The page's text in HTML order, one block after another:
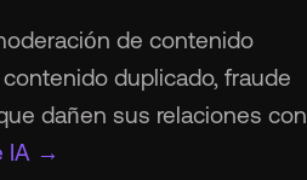
de contenido
duplicado, fraude
dañen sus relaciones con
IA →